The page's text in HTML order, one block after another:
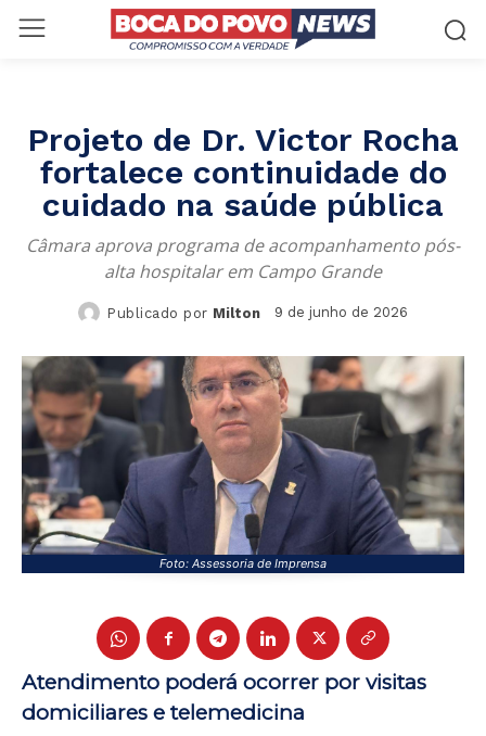
Projeto de Dr. Victor Rocha
fortalece continuidade do
cuidado na saúde pública
Câmara aprova programa de acompanhamento pós-
alta hospitalar em Campo Grande
Publicado por Milton 9 de junho de 2026
Foto: Assessoria de Imprensa
Atendimento poderá ocorrer por visitas
domiciliares e telemedicina